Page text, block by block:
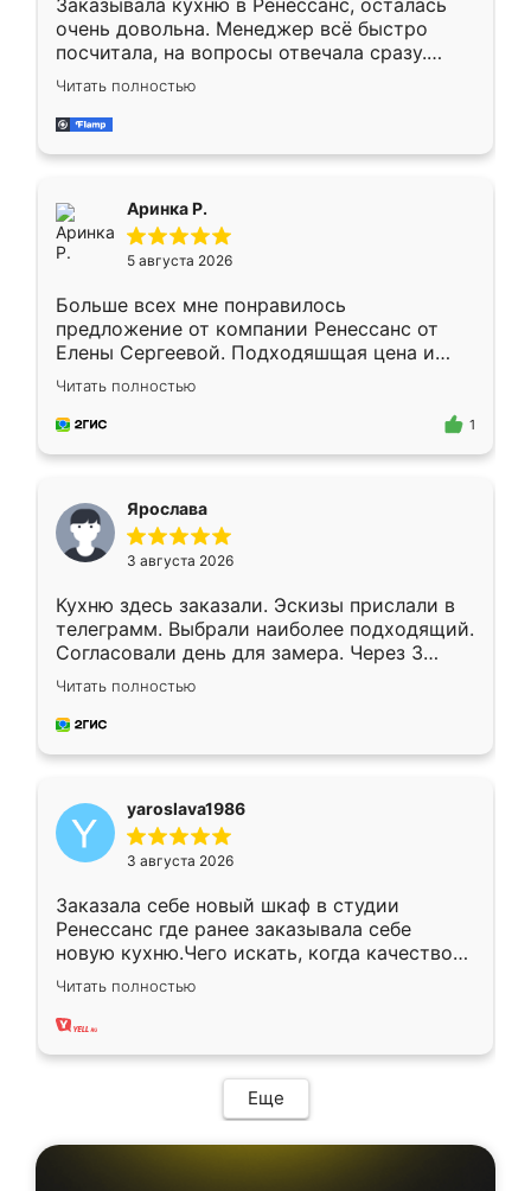
Заказывала кухню в Ренессанс, осталась
очень довольна. Менеджер всё быстро
посчитала, на вопросы отвечала сразу.
Замерщик приехал в субботу, подошёл к
делу со всей ответственностью. Собрали
за день, ребята работали аккуратно, даже
Читать полностью
Аринка Р.
5 августа 2026
Больше всех мне понравилось
предложение от компании Ренессанс от
Елены Сергеевой. Подходяшщая цена и
короткие сроки изготовления. Приехавший
для замера сотрудник Владислав
предложил по моему эскизу самый
Читать полностью
1
Ярослава
3 августа 2026
Кухню здесь заказали. Эскизы прислали в
телеграмм. Выбрали наиболее подходящий.
Согласовали день для замера. Через 3
недели кухня была уже готова. Остались
довольны работой. Спасибо Ренессанс
мебель за качественную работу!
Читать полностью
yaroslava1986
3 августа 2026
Заказала себе новый шкаф в студии
Ренессанс где ранее заказывала себе
новую кухню.Чего искать, когда качеством
вполне довольна. Служит кухня уже почти
два года, нареканий нет.
Читать полностью
Еще